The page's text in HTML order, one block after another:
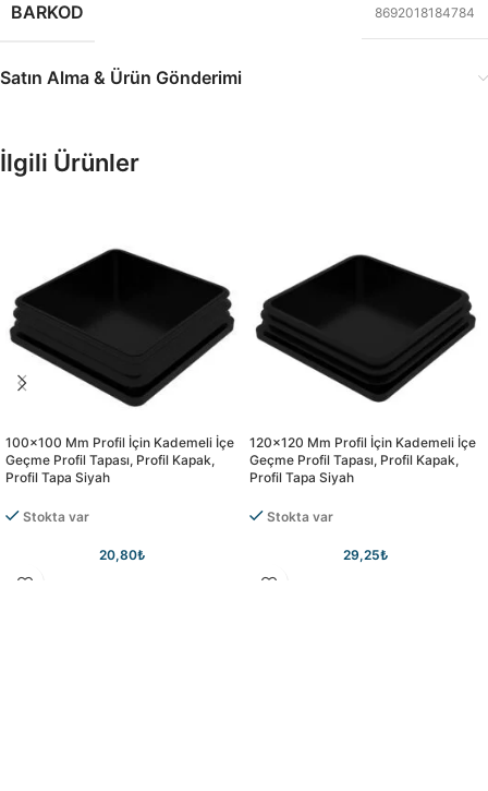
BARKOD
8692018184784
Satın Alma & Ürün Gönderimi
İlgili Ürünler
100×100 Mm Profil İçin Kademeli İçe
Geçme Profil Tapası, Profil Kapak,
Profil Tapa Siyah
Stokta var
20,80₺
120×120 Mm Profil İçin Kademeli İçe
Geçme Profil Tapası, Profil Kapak,
Profil Tapa Siyah
Stokta var
29,25₺